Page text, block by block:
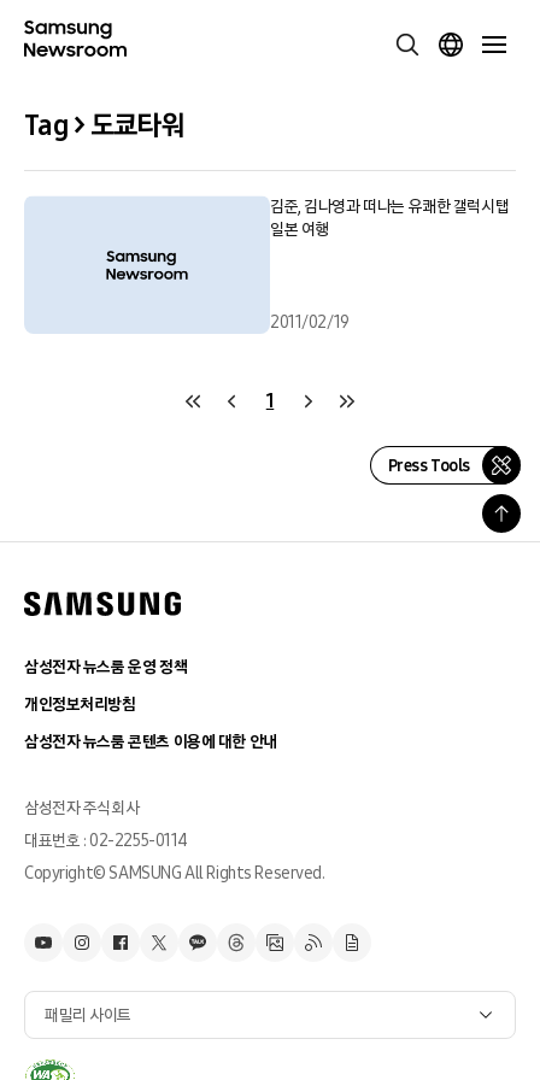
Tag > 도쿄타워
김준, 김나영과 떠나는 유쾌한 갤럭시탭
일본 여행
2011/02/19
1
Press Tools
삼성전자 뉴스룸 운영 정책
개인정보처리방침
삼성전자 뉴스룸 콘텐츠 이용에 대한 안내
삼성전자 주식회사
대표번호 : 02-2255-0114
Copyright© SAMSUNG All Rights Reserved.
패밀리 사이트